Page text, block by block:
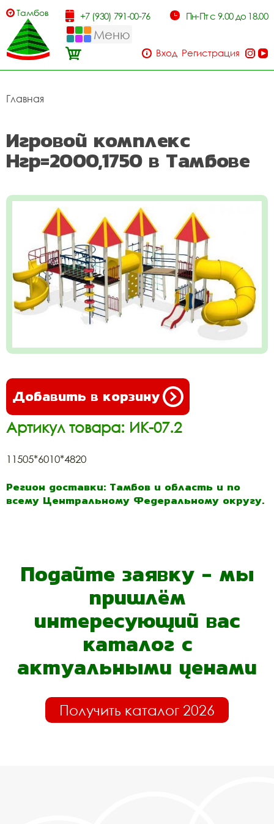
Тамбов +7 (930) 791-00-76 Пн-Пт с 9.00 до 18.00
Меню
Вход Регистрация
Главная
Игровой комплекс
Нгр=2000,1750 в Тамбове
Добавить в корзину
Артикул товара: ИК-07.2
11505*6010*4820
Регион доставки: Тамбов и область и по
всему Центральному Федеральному округу.
Подайте заявку - мы
пришлём
интересующий вас
каталог с
актуальными ценами
Получить каталог 2026